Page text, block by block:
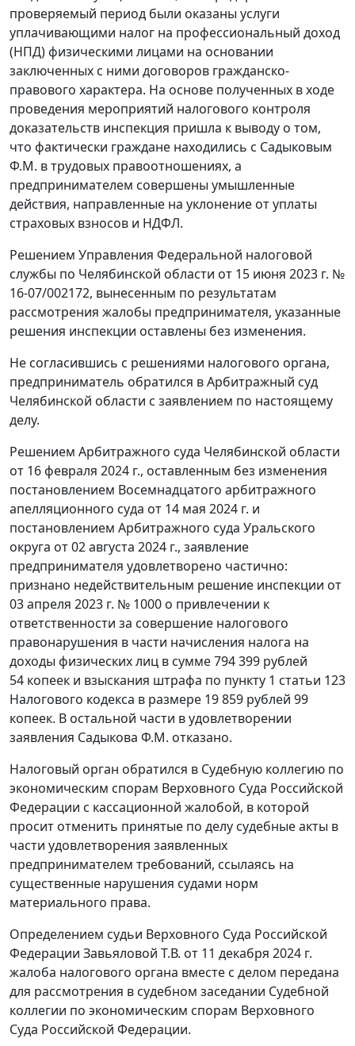
проверяемый период были оказаны услуги
уплачивающими налог на профессиональный доход
(НПД) физическими лицами на основании
заключенных с ними договоров гражданско-
правового характера. На основе полученных в ходе
проведения мероприятий налогового контроля
доказательств инспекция пришла к выводу о том,
что фактически граждане находились с Садыковым
Ф.М. в трудовых правоотношениях, а
предпринимателем совершены умышленные
действия, направленные на уклонение от уплаты
страховых взносов и НДФЛ.
Решением Управления Федеральной налоговой
службы по Челябинской области от 15 июня 2023 г. №
16-07/002172, вынесенным по результатам
рассмотрения жалобы предпринимателя, указанные
решения инспекции оставлены без изменения.
Не согласившись с решениями налогового органа,
предприниматель обратился в Арбитражный суд
Челябинской области с заявлением по настоящему
делу.
Решением Арбитражного суда Челябинской области
от 16 февраля 2024 г., оставленным без изменения
постановлением Восемнадцатого арбитражного
апелляционного суда от 14 мая 2024 г. и
постановлением Арбитражного суда Уральского
округа от 02 августа 2024 г., заявление
предпринимателя удовлетворено частично:
признано недействительным решение инспекции от
03 апреля 2023 г. № 1000 о привлечении к
ответственности за совершение налогового
правонарушения в части начисления налога на
доходы физических лиц в сумме 794 399 рублей
54 копеек и взыскания штрафа по пункту 1 статьи 123
Налогового кодекса в размере 19 859 рублей 99
копеек. В остальной части в удовлетворении
заявления Садыкова Ф.М. отказано.
Налоговый орган обратился в Судебную коллегию по
экономическим спорам Верховного Суда Российской
Федерации с кассационной жалобой, в которой
просит отменить принятые по делу судебные акты в
части удовлетворения заявленных
предпринимателем требований, ссылаясь на
существенные нарушения судами норм
материального права.
Определением судьи Верховного Суда Российской
Федерации Завьяловой Т.В. от 11 декабря 2024 г.
жалоба налогового органа вместе с делом передана
для рассмотрения в судебном заседании Судебной
коллегии по экономическим спорам Верховного
Суда Российской Федерации.